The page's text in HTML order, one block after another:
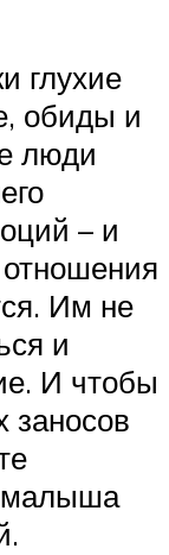
глухие
обиды и
люди
– и
Им не
и
И чтобы
заносов
малыша